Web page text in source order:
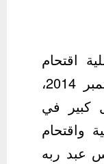
اقتحام
العاصمة صنعاء في 21 سبتمبر 2014،
كبير في
واقتحام
عبد ربه